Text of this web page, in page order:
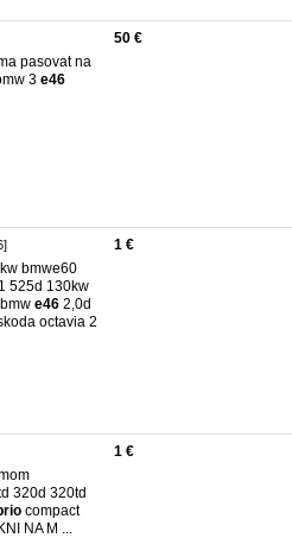
pasovat na
3 e46
50 €
bmwe60
525d 130kw
e46 2,0d
octavia 2
1 €
320d 320td
compact
NA M ...
1 €